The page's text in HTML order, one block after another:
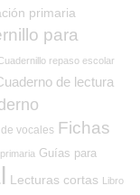
primaria
para
repaso escolar
de lectura
vocales Fichas
Guías para
Lecturas cortas Libro